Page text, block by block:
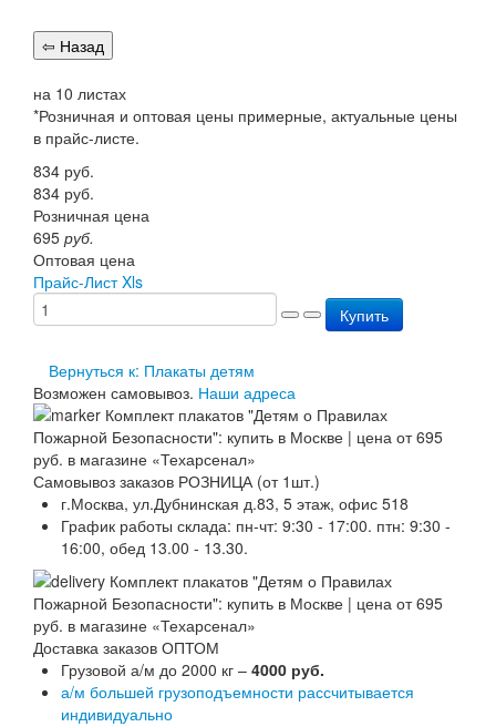
Доставка
Оплата
О нас
Статьи
Публичная оферта
Контакты
на 10 листах
*Розничная и оптовая цены примерные, актуальные цены
в прайс-листе.
834 руб.
834 руб.
Розничная цена
695 руб.
Оптовая цена
Прайс-Лист Xls
Купить
Вернуться к: Плакаты детям
Возможен самовывоз. Наши адреса
Самовывоз заказов РОЗНИЦА (от 1шт.)
г.Москва, ул.Дубнинская д.83, 5 этаж, офис 518
График работы склада: пн-чт: 9:30 - 17:00. птн: 9:30 -
16:00, обед 13.00 - 13.30.
Доставка заказов ОПТОМ
Грузовой а/м до 2000 кг – 4000 руб.
а/м большей грузоподъемности рассчитывается
индивидуально